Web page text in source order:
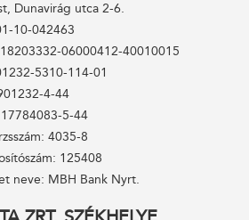
Dunavirág utca 2-6.
10-042463
06000412-40010015
5310-114-01
4-44
5-44
4035-8
125408
neve: MBH Bank Nyrt.